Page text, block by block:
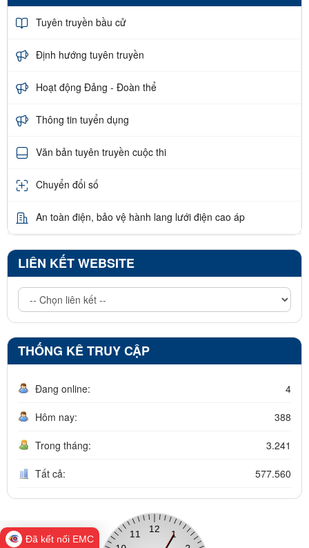
Tuyên truyền bầu cử
Định hướng tuyên truyền
Hoạt động Đảng - Đoàn thể
Thông tin tuyển dụng
Văn bản tuyên truyền cuộc thi
Chuyển đổi số
An toàn điện, bảo vệ hành lang lưới điện cao áp
LIÊN KẾT WEBSITE
THỐNG KÊ TRUY CẬP
Đang online: 4
Hôm nay: 388
Trong tháng: 3.241
Tất cả: 577.560
Đã kết nối EMC